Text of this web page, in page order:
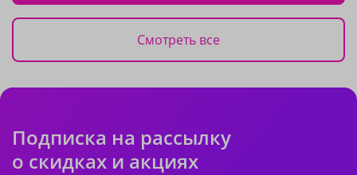
Смотреть все
Подписка на рассылку
о скидках и акциях